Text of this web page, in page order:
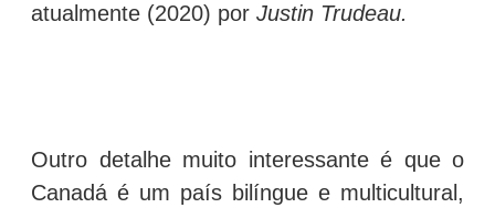
atualmente (2020) por Justin Trudeau.
Outro detalhe muito interessante é que o
Canadá é um país bilíngue e multicultural,